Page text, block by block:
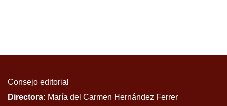
Consejo editorial
Directora: María del Carmen Hernández Ferrer